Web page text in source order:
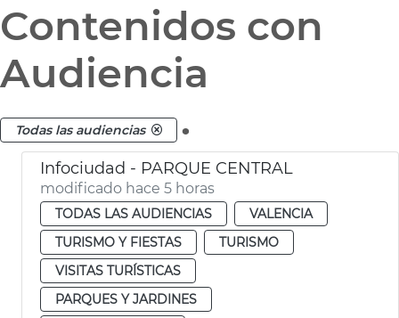
Contenidos con
Audiencia
Todas las audiencias .
Infociudad - PARQUE CENTRAL
modificado hace 5 horas
TODAS LAS AUDIENCIAS
VALENCIA
TURISMO Y FIESTAS
TURISMO
VISITAS TURÍSTICAS
PARQUES Y JARDINES